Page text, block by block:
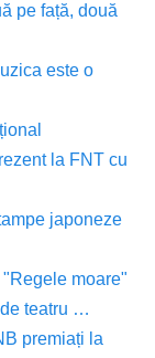
pe față, două
este o
la FNT cu
japoneze
"Regele moare"
teatru …
premiați la